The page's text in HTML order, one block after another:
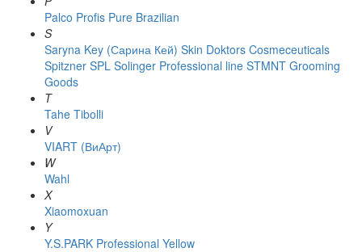
Palco Profis Pure Brazilian
S
Saryna Key (Сарина Кей) Skin Doktors Cosmeceuticals
Spitzner SPL Solinger Professional line STMNT Grooming
Goods
T
Tahe Tibolli
V
VIART (ВиАрт)
W
Wahl
X
Xiaomoxuan
Y
Y.S.PARK Professional Yellow